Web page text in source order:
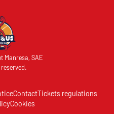
Manresa, SAE
ContactTickets regulations
Cookies